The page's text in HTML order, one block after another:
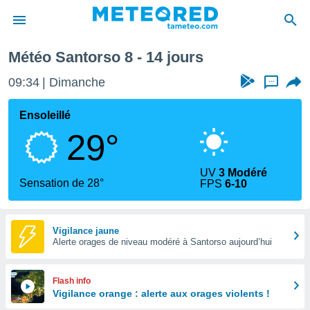
de
Météo Santorso 8 - 14 jours
09:34 Dimanche ...
Ensoleillé
29°
Sensation de 28°
UV3 Modéré
FPS6-10
Vigilance jaune
Alerte orages de niveau modéré à Santorso aujourd’hui
Flash info
Vigilance orange : alerte aux orages violents !